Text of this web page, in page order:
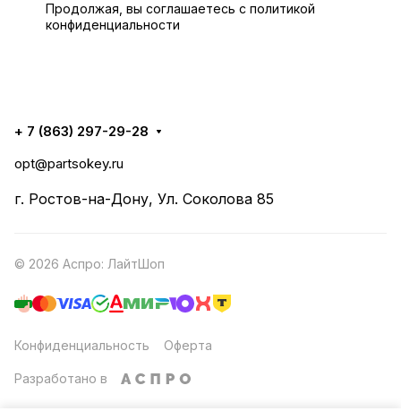
Продолжая, вы соглашаетесь с политикой
конфиденциальности
+ 7 (863) 297-29-28
opt@partsokey.ru
г. Ростов-на-Дону, Ул. Соколова 85
© 2026 Аспро: ЛайтШоп
Конфиденциальность Оферта
Разработано в